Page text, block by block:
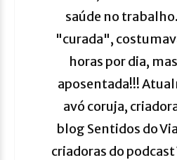
saúde no
"curada",
horas por dia,
aposentada!!!
avó coruja,
blog Sentidos do
criadoras do